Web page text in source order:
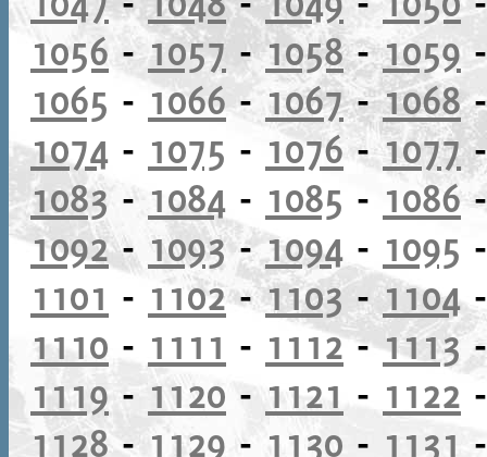
1056 -1057 -1058-1059
1065 - 1066-1067-1068
1074 - 1075 - 1076-1077
1083- 1084 - 1085 - 1086
1092- 1093-1094 - 1095
1101 - 1102-1103- 1104
1110 - 1111 - 1112-1113
1119 - 1120 - 1121 - 1122
1128- 1129 - 1130 - 1131